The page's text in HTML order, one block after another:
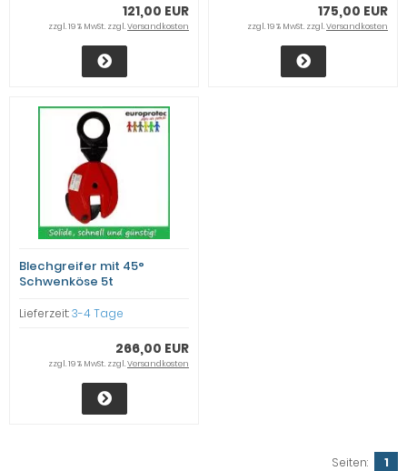
121,00 EUR
zzgl. 19 % MwSt. zzgl.Versandkosten
175,00 EUR
zzgl. 19 % MwSt. zzgl.Versandkosten
Blechgreifer mit 45°
Schwenköse 5t
Lieferzeit:3-4 Tage
266,00 EUR
zzgl. 19 % MwSt. zzgl.Versandkosten
Seiten: 1